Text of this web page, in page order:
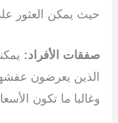
حيث يمكن العثور
صفقات الأفراد:
الذين يعرضون عفشهم
وغالبا ما تكون